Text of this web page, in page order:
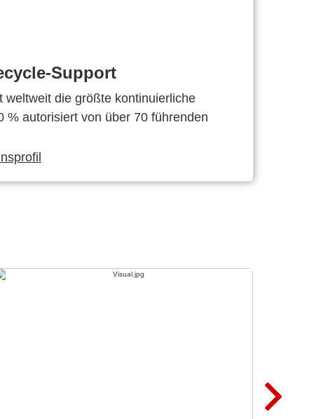
Support
weltweit die größte kontinuierliche
% autorisiert von über 70 führenden